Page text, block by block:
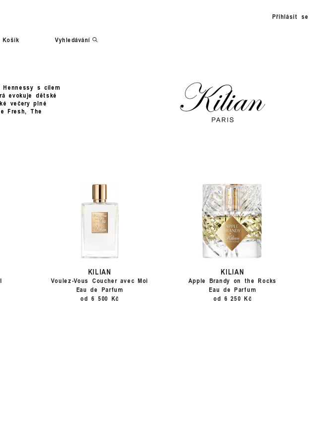
Přihlásit se
Košík
Vyhledávání
s cílem
evokuje dětské
večery plné
Fresh, The
KILIAN
Voulez-Vous Coucher avec Moi
Eau de Parfum
od 6 500 Kč
KILIAN
Apple Brandy on the Rocks
Eau de Parfum
od 6 250 Kč